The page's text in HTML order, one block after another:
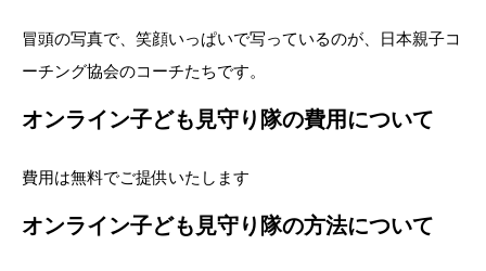
冒頭の写真で、笑顔いっぱいで写っているのが、日本親子コ
ーチング協会のコーチたちです。
オンライン子ども見守り隊の費用について
費用は無料でご提供いたします
オンライン子ども見守り隊の方法について